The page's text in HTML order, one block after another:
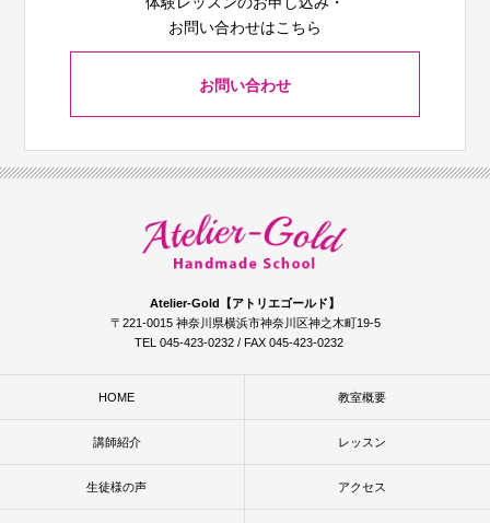
お問い合わせはこちら
お問い合わせ
Atelier-Gold【アトリエゴールド】
〒221-0015 神奈川県横浜市神奈川区神之木町19-5
TEL 045-423-0232 / FAX 045-423-0232
HOME 教室概要
講師紹介 レッスン
生徒様の声 アクセス